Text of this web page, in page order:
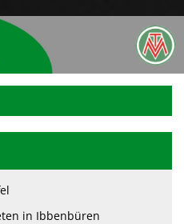
in Ibbenbüren